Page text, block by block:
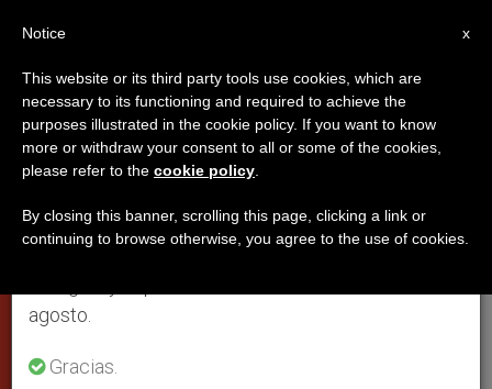
15 años de relaciones
diplomáticas ente México y la
Santa Sede
Conferencia de monseñor José G.
×
Aviso importante
Del 27 de julio al 7 de agosto haremos la pausa
anual, aprovechando que en el periodo de verano
se generan menos informaciones y también el
agosto.
Gracias.
x
Notice
This website or its third party tools use cookies, which are
necessary to its functioning and required to achieve the
purposes illustrated in the cookie policy. If you want to know
more or withdraw your consent to all or some of the cookies,
please refer to the cookie policy
By closing this banner, scrolling this page, clicking a link or
continuing to browse otherwise, you agree to the use of cookies.